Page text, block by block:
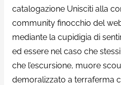
catalogazione Unisciti alla
community finocchio del
mediante la cupidigia di
ed essere nel caso che
che l’escursione, muore
demoralizzato a terraferma